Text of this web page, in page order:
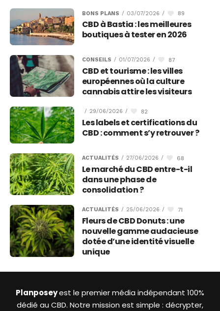
BONS PLANS / 03/07/2026 / 89
CBD à Bastia : les meilleures
boutiques à tester en 2026
CONSEILS / 01/07/2026 / 87
CBD et tourisme : les villes
européennes où la culture
cannabis attire les visiteurs
/ 29/06/2026 / 82
Les labels et certifications du
CBD : comment s’y retrouver ?
ACTUALITÉS / 27/06/2026 / 68
Le marché du CBD entre-t-il
dans une phase de
consolidation ?
ACTUALITÉS / 25/06/2026 / 71
Fleurs de CBD Donuts : une
nouvelle gamme audacieuse
dotée d’une identité visuelle
unique
Planposeyest le premier média indépendant 100%
dédié au CBD. Notre mission est simple : décrypter,